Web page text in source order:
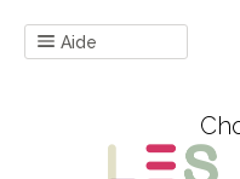
Aide